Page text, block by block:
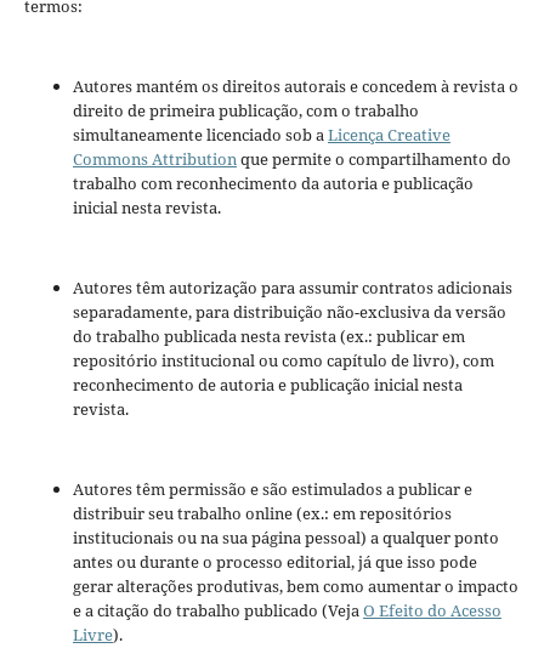
termos:
Autores mantém os direitos autorais e concedem à revista o
direito de primeira publicação, com o trabalho
simultaneamente licenciado sob aLicença Creative
Commons Attributionque permite o compartilhamento do
trabalho com reconhecimento da autoria e publicação
inicial nesta revista.
Autores têm autorização para assumir contratos adicionais
separadamente, para distribuição não-exclusiva da versão
do trabalho publicada nesta revista (ex.: publicar em
repositório institucional ou como capítulo de livro), com
reconhecimento de autoria e publicação inicial nesta
revista.
Autores têm permissão e são estimulados a publicar e
distribuir seu trabalho online (ex.: em repositórios
institucionais ou na sua página pessoal) a qualquer ponto
antes ou durante o processo editorial, já que isso pode
gerar alterações produtivas, bem como aumentar o impacto
e a citação do trabalho publicado (VejaO Efeito do Acesso
Livre).